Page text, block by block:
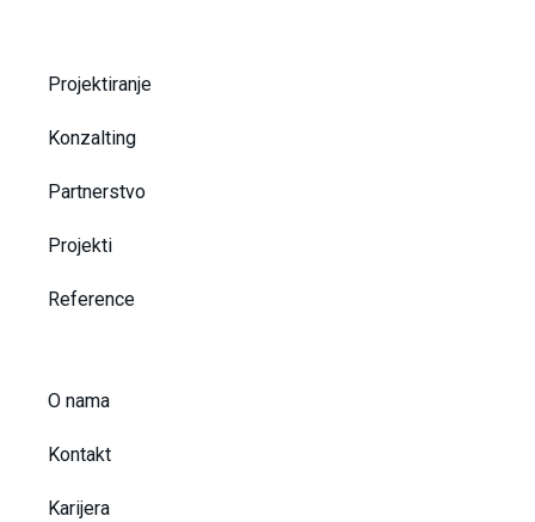
Projektiranje
Konzalting
Partnerstvo
Projekti
Reference
O nama
Kontakt
Karijera